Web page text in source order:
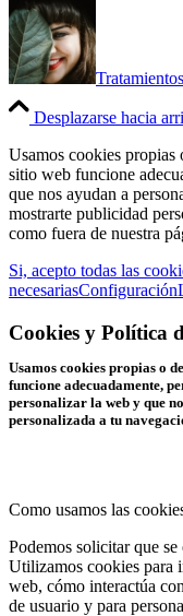
Desplazarse hacia
Usamos cookies propias
sitio web funcione
que nos ayudan a
mostrarte publicidad
como fuera de nuestra
Si, acepto todas las
necesariasConfiguración
Cookies y Política
Usamos cookies propias o
funcione adecuadamente,
personalizar la web y que
personalizada a tu
Como usamos las
Podemos solicitar que
Utilizamos cookies para
web, cómo interactúa
de usuario y para